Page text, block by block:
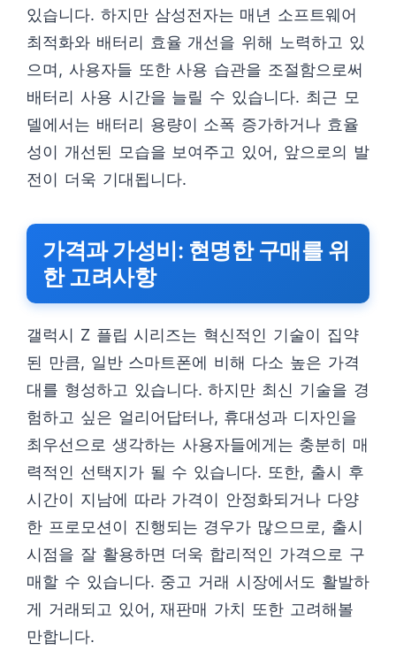
있습니다. 하지만 삼성전자는 매년 소프트웨어
최적화와 배터리 효율 개선을 위해 노력하고 있
으며, 사용자들 또한 사용 습관을 조절함으로써
배터리 사용 시간을 늘릴 수 있습니다. 최근 모
델에서는 배터리 용량이 소폭 증가하거나 효율
성이 개선된 모습을 보여주고 있어, 앞으로의 발
전이 더욱 기대됩니다.
가격과 가성비: 현명한 구매를 위
한 고려사항
갤럭시 Z 플립 시리즈는 혁신적인 기술이 집약
된 만큼, 일반 스마트폰에 비해 다소 높은 가격
대를 형성하고 있습니다. 하지만 최신 기술을 경
험하고 싶은 얼리어답터나, 휴대성과 디자인을
최우선으로 생각하는 사용자들에게는 충분히 매
력적인 선택지가 될 수 있습니다. 또한, 출시 후
시간이 지남에 따라 가격이 안정화되거나 다양
한 프로모션이 진행되는 경우가 많으므로, 출시
시점을 잘 활용하면 더욱 합리적인 가격으로 구
매할 수 있습니다. 중고 거래 시장에서도 활발하
게 거래되고 있어, 재판매 가치 또한 고려해볼
만합니다.